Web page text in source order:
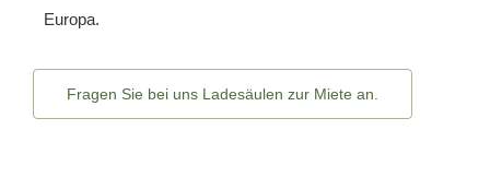
Europa.
Fragen Sie bei uns Ladesäulen zur Miete an.